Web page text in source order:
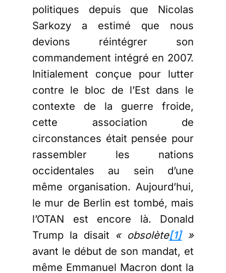
politiques depuis que Nicolas
Sarkozy a estimé que nous
devions réintégrer son
commandement intégré en 2007.
Initialement conçue pour lutter
contre le bloc de l’Est dans le
contexte de la guerre froide,
cette association de
circonstances était pensée pour
rassembler les nations
occidentales au sein d’une
même organisation. Aujourd’hui,
le mur de Berlin est tombé, mais
l’OTAN est encore là. Donald
Trump la disait « obsolète[1]»
avant le début de son mandat, et
même Emmanuel Macron dont la